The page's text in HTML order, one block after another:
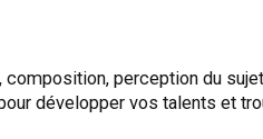
perception du
développer vos talents et